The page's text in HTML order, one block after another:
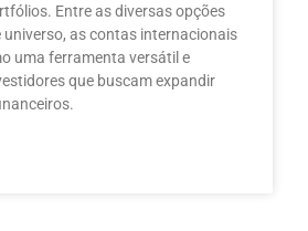
Entre as diversas opções
universo, as contas internacionais
uma ferramenta versátil e
que buscam expandir